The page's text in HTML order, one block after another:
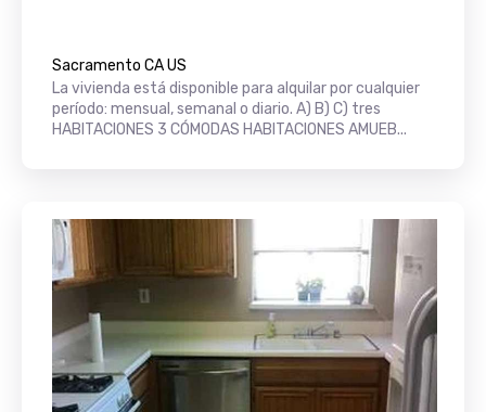
Sacramento CA US
La vivienda está disponible para alquilar por cualquier
período: mensual, semanal o diario. A) B) C) tres
HABITACIONES 3 CÓMODAS HABITACIONES AMUEB...